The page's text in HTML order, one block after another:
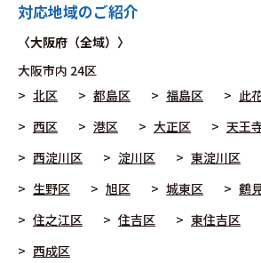
対応地域のご紹介
〈大阪府（全域）〉
大阪市内 24区
北区
都島区 福島区 此
西区
港区 大正区 天王
西淀川区
淀川区 東淀川区
生野区
旭区 城東区 鶴
住之江区
住吉区 東住吉区
西成区